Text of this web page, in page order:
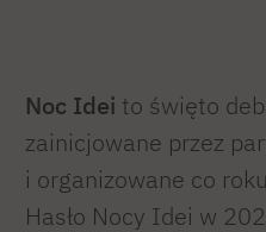
Noc Idei to święto
zainicjowane przez
i organizowane co
Hasło Nocy Idei w